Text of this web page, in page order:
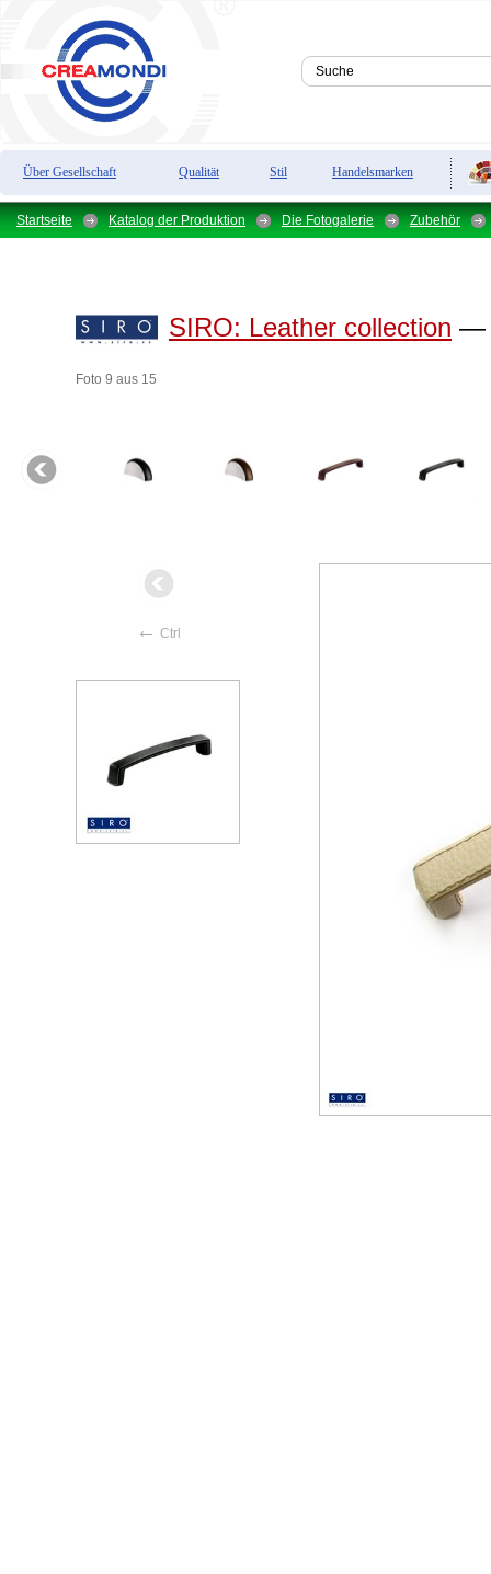
Über Gesellschaft Qualität Stil Handelsmarken
Startseite Katalog der Produktion Die Fotogalerie Zubehör
SIRO: Leather collection —
Foto 9 aus 15
← Ctrl